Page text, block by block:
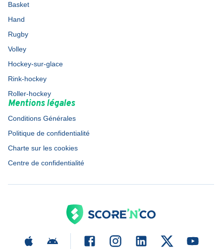
Basket
Hand
Rugby
Volley
Hockey-sur-glace
Rink-hockey
Roller-hockey
Mentions légales
Conditions Générales
Politique de confidentialité
Charte sur les cookies
Centre de confidentialité